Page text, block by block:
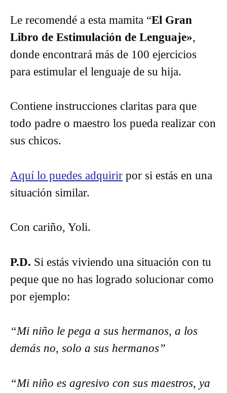
Le recomendé a esta mamita “El Gran
Libro de Estimulación de Lenguaje»,
donde encontrará más de 100 ejercicios
para estimular el lenguaje de su hija.
Contiene instrucciones claritas para que
todo padre o maestro los pueda realizar con
sus chicos.
Aquí lo puedes adquirir por si estás en una
situación similar.
Con cariño, Yoli.
P.D. Si estás viviendo una situación con tu
peque que no has logrado solucionar como
por ejemplo:
“Mi niño le pega a sus hermanos, a los
demás no, solo a sus hermanos”
“Mi niño es agresivo con sus maestros, ya